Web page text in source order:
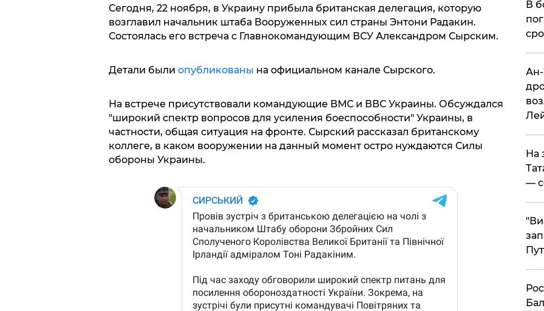
Сегодня, 22 ноября, в Украину прибыла британская делегация, которую
возглавил начальник штаба Вооруженных сил страны Энтони Радакин.
Состоялась его встреча с Главнокомандующим ВСУ Александром Сырским.
Детали были опубликованы на официальном канале Сырского.
На встрече присутствовали командующие ВМС и ВВС Украины. Обсуждался
"широкий спектр вопросов для усиления боеспособности" Украины, в
частности, общая ситуация на фронте. Сырский рассказал британскому
коллеге, в каком вооружении на данный момент остро нуждаются Силы
обороны Украины.
В
Ан-
На
—